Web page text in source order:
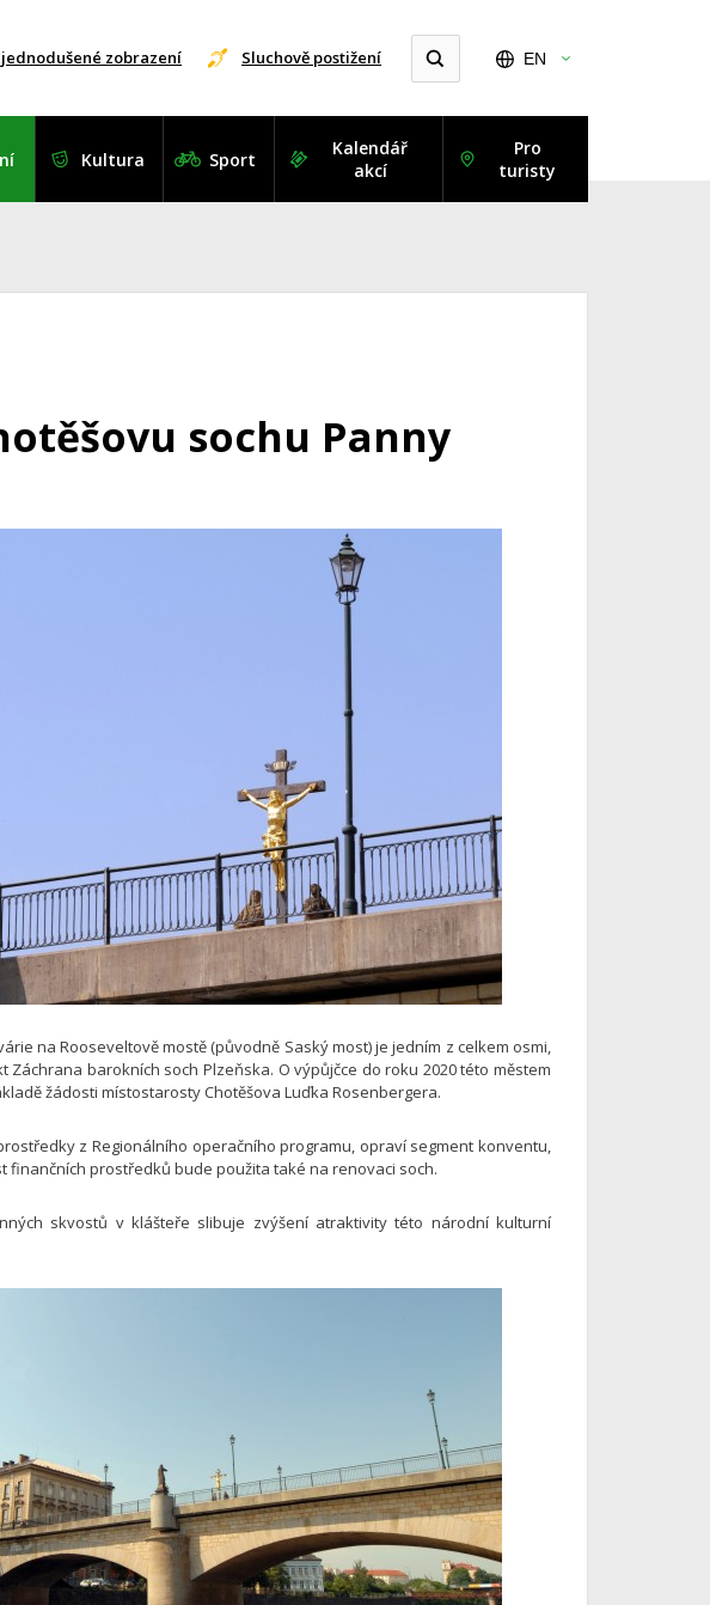
zobrazení Sluchově postižení EN
Kultura Sport
Kalendář
akcí
Pro
turisty
sochu Panny
na Rooseveltově mostě (původně Saský most) je jedním z celkem osmi,
barokních soch Plzeňska. O výpůjčce do roku 2020 této městem
žádosti místostarosty Chotěšova Luďka Rosenbergera.
z Regionálního operačního programu, opraví segment konventu,
finančních prostředků bude použita také na renovaci soch.
skvostů v klášteře slibuje zvýšení atraktivity této národní kulturní